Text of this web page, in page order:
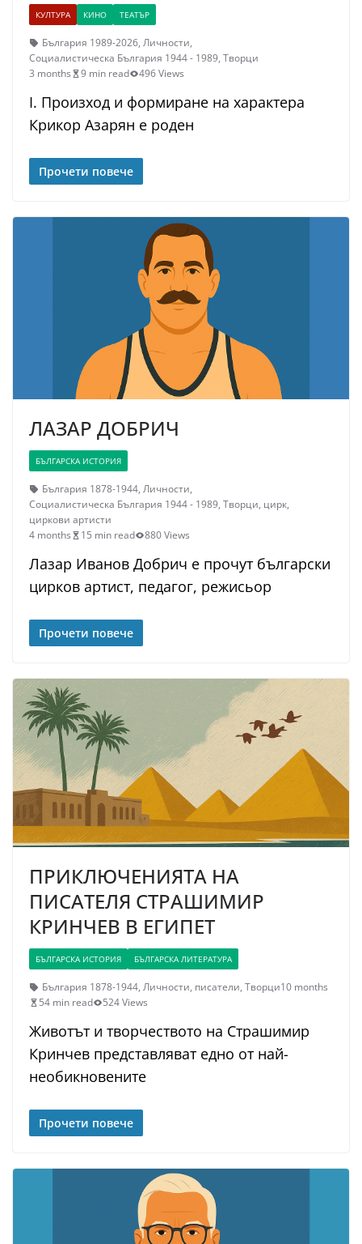
КУЛТУРА КИНО ТЕАТЪР
България 1989-2026, Личности,
Социалистическа България 1944 - 1989, Творци
3 months
9 min read 496 Views
I. Произход и формиране на характера
Крикор Азарян е роден
Прочети повече
ЛАЗАР ДОБРИЧ
БЪЛГАРСКА ИСТОРИЯ
България 1878-1944, Личности,
Социалистическа България 1944 - 1989, Творци, цирк,
циркови артисти
4 months
15 min read 880 Views
Лазар Иванов Добрич е прочут български
цирков артист, педагог, режисьор
Прочети повече
ПРИКЛЮЧЕНИЯТА НА
ПИСАТЕЛЯ СТРАШИМИР
КРИНЧЕВ В ЕГИПЕТ
БЪЛГАРСКА ИСТОРИЯ БЪЛГАРСКА ЛИТЕРАТУРА
България 1878-1944, Личности, писатели, Творци10 months
54 min read
524 Views
Животът и творчеството на Страшимир
Кринчев представляват едно от най-
необикновените
Прочети повече